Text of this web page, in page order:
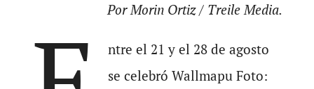
Por Morin Ortiz / Treile Media.
ntre el 21 y el 28 de agosto
se celebró Wallmapu Foto: